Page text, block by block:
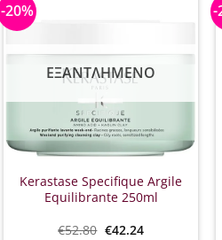
-20%
ΕΞΑΝΤΛΗΜΈΝΟ
Kerastase Specifique Argile
Equilibrante 250ml
€52.80 Original
€42.24Η
-